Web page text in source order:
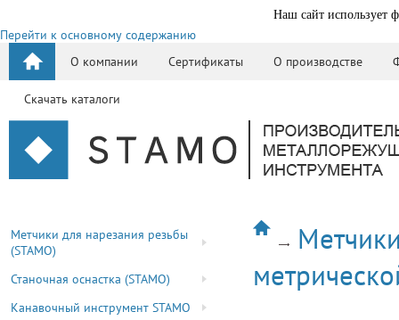
Наш сайт использует
Перейти к основному содержанию
О компании
Сертификаты О производстве
Скачать каталоги
Метчики для нарезания резьбы
(STAMO)
Станочная оснастка (STAMO)
Канавочный инструмент STAMO